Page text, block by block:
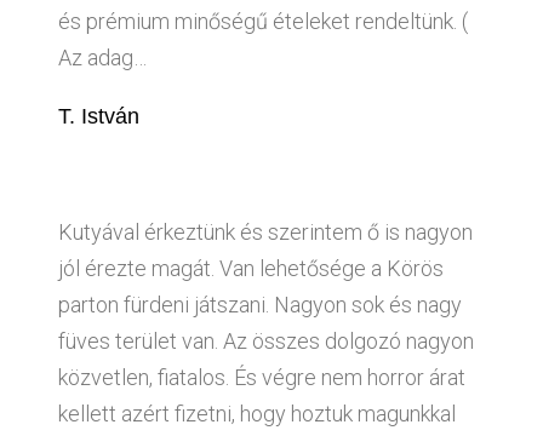
és prémium minőségű ételeket rendeltünk. (
Az adag…
T. István
Kutyával érkeztünk és szerintem ő is nagyon
jól érezte magát. Van lehetősége a Körös
parton fürdeni játszani. Nagyon sok és nagy
füves terület van. Az összes dolgozó nagyon
közvetlen, fiatalos. És végre nem horror árat
kellett azért fizetni, hogy hoztuk magunkkal